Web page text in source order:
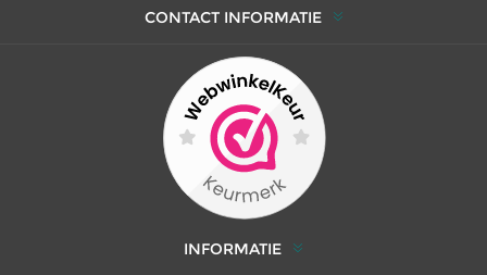
CONTACT INFORMATIE
INFORMATIE